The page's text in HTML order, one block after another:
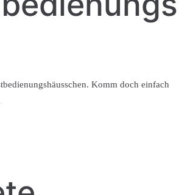
Komm doch einfach